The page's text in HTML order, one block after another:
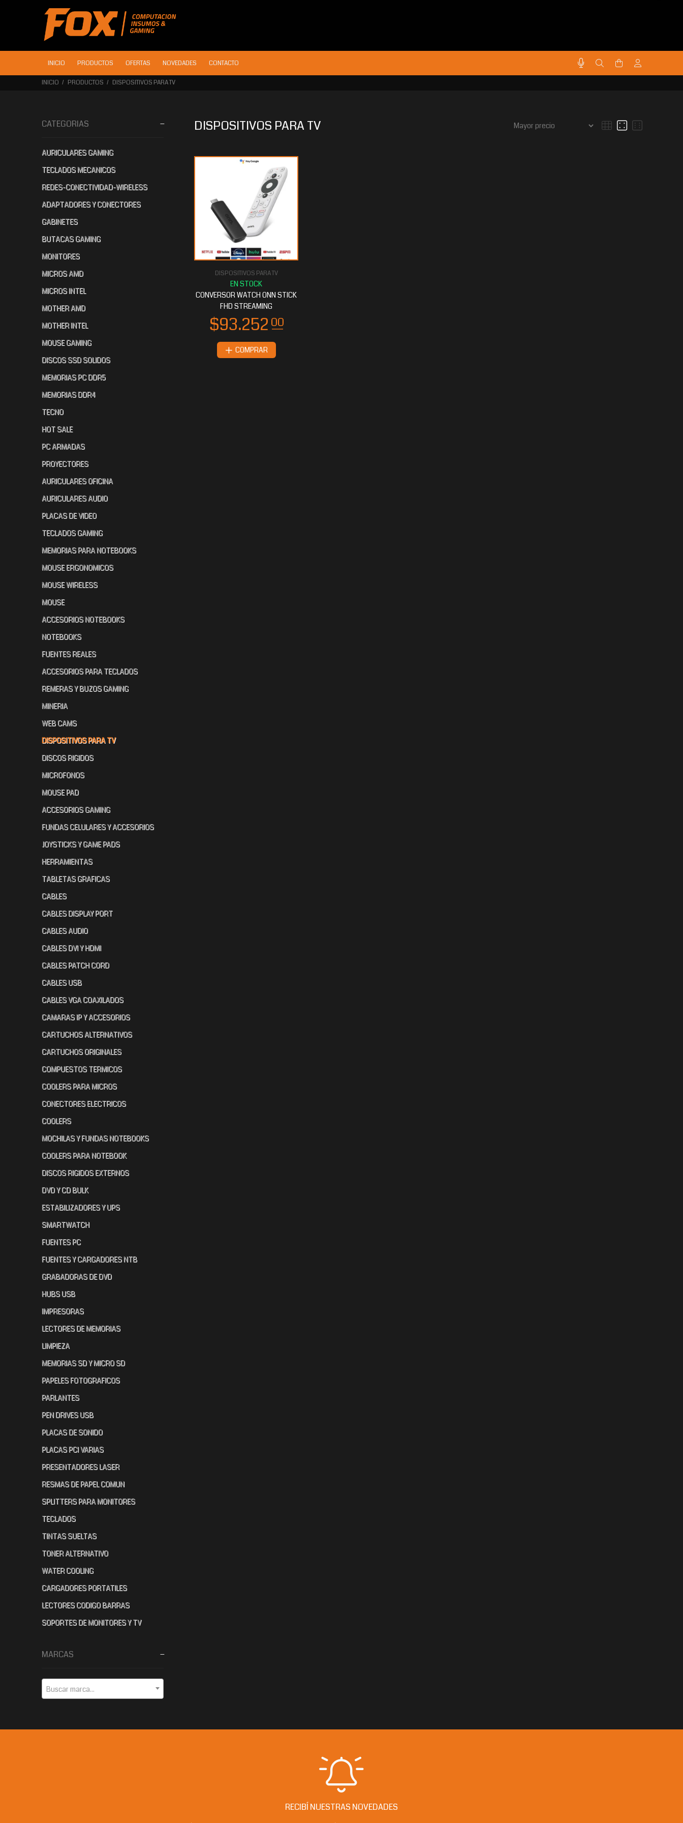
INICIO PRODUCTOS OFERTAS NOVEDADES CONTACTO
INICIO PRODUCTOS DISPOSITIVOS PARA TV
CATEGORIAS
AURICULARES GAMING
TECLADOS MECANICOS
REDES-CONECTIVIDAD-WIRELESS
ADAPTADORES Y CONECTORES
GABINETES
BUTACAS GAMING
MONITORES
MICROS AMD
MICROS INTEL
MOTHER AMD
MOTHER INTEL
MOUSE GAMING
DISCOS SSD SOLIDOS
MEMORIAS PC DDR5
MEMORIAS DDR4
TECNO
HOT SALE
PC ARMADAS
PROYECTORES
AURICULARES OFICINA
AURICULARES AUDIO
PLACAS DE VIDEO
TECLADOS GAMING
MEMORIAS PARA NOTEBOOKS
MOUSE ERGONOMICOS
MOUSE WIRELESS
MOUSE
ACCESORIOS NOTEBOOKS
NOTEBOOKS
FUENTES REALES
ACCESORIOS PARA TECLADOS
REMERAS Y BUZOS GAMING
MINERIA
WEB CAMS
DISPOSITIVOS PARA TV
DISCOS RIGIDOS
MICROFONOS
MOUSE PAD
ACCESORIOS GAMING
FUNDAS CELULARES Y ACCESORIOS
JOYSTICKS Y GAME PADS
HERRAMIENTAS
TABLETAS GRAFICAS
CABLES
CABLES DISPLAY PORT
CABLES AUDIO
CABLES DVI Y HDMI
CABLES PATCH CORD
CABLES USB
CABLES VGA COAXILADOS
CAMARAS IP Y ACCESORIOS
CARTUCHOS ALTERNATIVOS
CARTUCHOS ORIGINALES
COMPUESTOS TERMICOS
COOLERS PARA MICROS
CONECTORES ELECTRICOS
COOLERS
MOCHILAS Y FUNDAS NOTEBOOKS
COOLERS PARA NOTEBOOK
DISCOS RIGIDOS EXTERNOS
DVD Y CD BULK
ESTABILIZADORES Y UPS
SMARTWATCH
FUENTES PC
FUENTES Y CARGADORES NTB
GRABADORAS DE DVD
HUBS USB
IMPRESORAS
LECTORES DE MEMORIAS
LIMPIEZA
MEMORIAS SD Y MICRO SD
PAPELES FOTOGRAFICOS
PARLANTES
PEN DRIVES USB
PLACAS DE SONIDO
PLACAS PCI VARIAS
PRESENTADORES LASER
RESMAS DE PAPEL COMUN
SPLITTERS PARA MONITORES
TECLADOS
TINTAS SUELTAS
TONER ALTERNATIVO
WATER COOLING
CARGADORES PORTATILES
LECTORES CODIGO BARRAS
SOPORTES DE MONITORES Y TV
MARCAS
Buscar marca...
DISPOSITIVOS PARA TV
DISPOSITIVOS PARA TV
CONVERSOR WATCH ONN STICK
FHD STREAMING
COMPRAR
RECIBÍ NUESTRAS NOVEDADES